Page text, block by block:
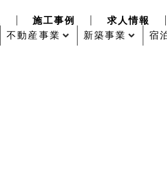
施工事例 求人情報
不動産事業 新築事業 宿